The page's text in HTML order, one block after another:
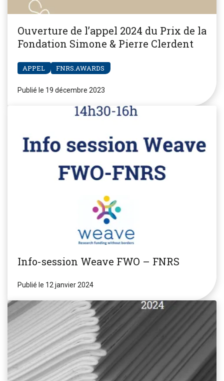
Ouverture de l’appel 2024 du Prix de la
Fondation Simone & Pierre Clerdent
APPEL FNRS.AWARDS
Publié le 19 décembre 2023
Info-session Weave FWO – FNRS
Publié le 12 janvier 2024